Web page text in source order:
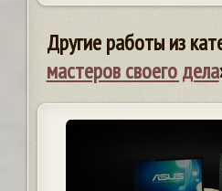
Другие работы из
мастеров своего дела